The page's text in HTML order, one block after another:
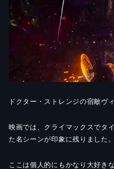
ドクター・ストレンジの宿敵ヴィ
映画では、クライマックスでタ
た名シーンが印象に残りました。
ここは個人的にもかなり大好き